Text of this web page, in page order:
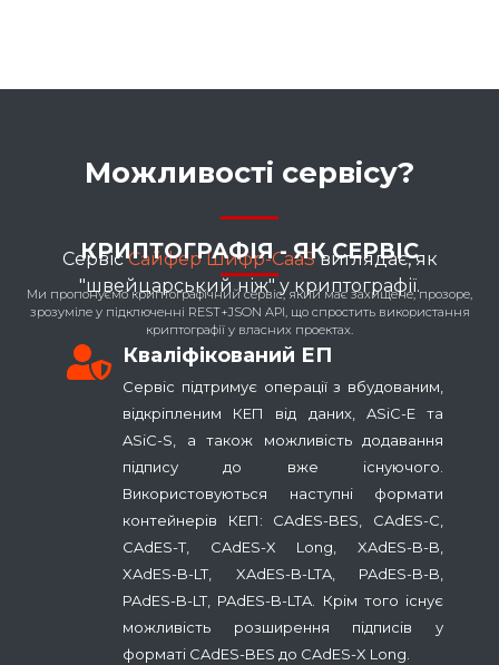
КРИПТОГРАФІЯ - ЯК СЕРВІС
Ми пропонуємо криптографічний сервіс, який має захищене, прозоре,
зрозуміле у підключенні REST+JSON API, що спростить використання
криптографії у власних проектах.
Можливості сервісу?
СервісСайфер Шифр-CaaSвиглядає, як
"швейцарський ніж" у криптографії.
Кваліфікований ЕП
Сервіс підтримує операції з вбудованим,
відкріпленим КЕП від даних, ASiC-E та
ASiC-S, а також можливість додавання
підпису до вже існуючого.
Використовуються наступні формати
контейнерів КЕП: CAdES-BES, CAdES-C,
CAdES-T, CAdES-X Long, XAdES-B-B,
XAdES-B-LT, XAdES-B-LTA, PAdES-B-B,
PAdES-B-LT, PAdES-B-LTA. Крім того існує
можливість розширення підписів у
форматі CAdES-BES до CAdES-X Long.